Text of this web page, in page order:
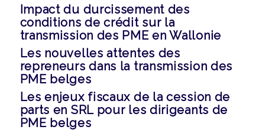
Impact du durcissement des
conditions de crédit sur la
transmission des PME en Wallonie
Les nouvelles attentes des
repreneurs dans la transmission des
PME belges
Les enjeux fiscaux de la cession de
parts en SRL pour les dirigeants de
PME belges